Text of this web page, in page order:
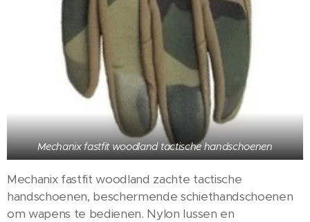
Mechanix fastfit woodland tactische handschoenen
Mechanix fastfit woodland zachte tactische
handschoenen, beschermende schiethandschoenen
om wapens te bedienen. Nylon lussen en